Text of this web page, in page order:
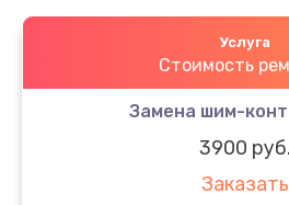
Услуга
Стоимость
Замена шим-
3900 руб.
Заказать